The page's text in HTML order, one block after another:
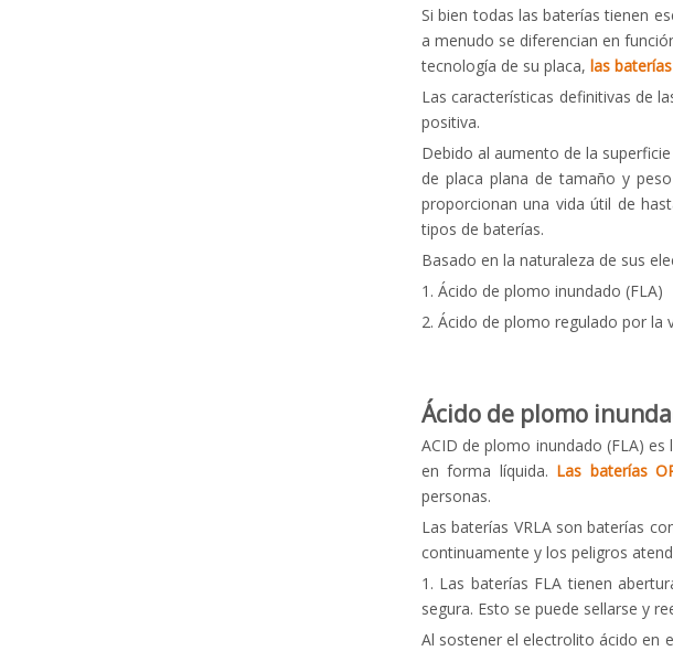
Si bien todas las baterías tienen
a menudo se diferencian en
tecnología de su placa, las
Las características definitivas de
positiva.
Debido al aumento de la
de placa plana de tamaño y
proporcionan una vida útil de
tipos de baterías.
Basado en la naturaleza de sus
1. Ácido de plomo inundado (FLA)
2. Ácido de plomo regulado por la
Ácido de plomo
ACID de plomo inundado (FLA)
en forma líquida. Las baterías
personas.
Las baterías VRLA son baterías
continuamente y los peligros
1. Las baterías FLA tienen
segura. Esto se puede sellarse y
Al sostener el electrolito ácido en